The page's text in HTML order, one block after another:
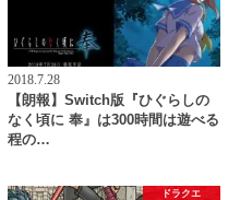
2018.7.28
【朗報】Switch版『ひぐらしの
なく頃に 奉』は300時間は遊べる
程の…
ドラクエ